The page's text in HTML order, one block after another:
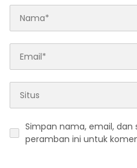
Simpan nama, email, dan
peramban ini untuk